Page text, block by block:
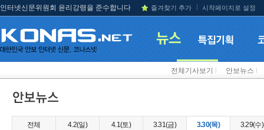
인터넷신문위원회 윤리강령을 준수합니다 즐겨찾기 추가 시작페이지로 설정
전체기사보기 안보뉴스
전체 4.2(일) 4.1(토) 3.31(금) 3.30(목) 3.29(수)